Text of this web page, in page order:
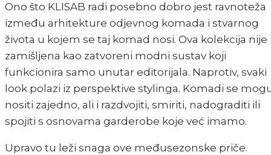
Ono što KLISAB radi posebno dobro jest ravnoteža
između arhitekture odjevnog komada i stvarnog
života u kojem se taj komad nosi. Ova kolekcija nije
zamišljena kao zatvoreni modni sustav koji
funkcionira samo unutar editorijala. Naprotiv, svaki
look polazi iz perspektive stylinga. Komadi se
nositi zajedno, ali i razdvojiti, smiriti, nadograditi ili
spojiti s osnovama garderobe koje već imamo.
Upravo tu leži snaga ove međusezonske priče.